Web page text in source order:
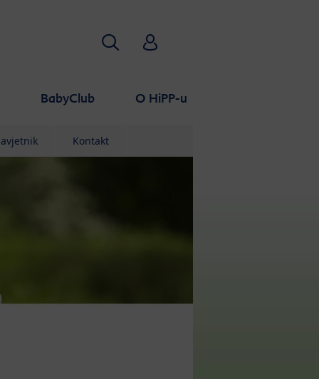
BabyClub O HiPP-u
Traži HiPP Babyclub
Kontakt